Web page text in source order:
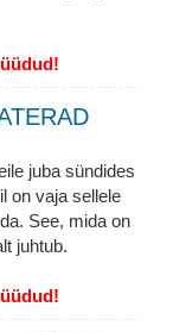
juba sündides
on vaja sellele
See, mida on
juhtub.